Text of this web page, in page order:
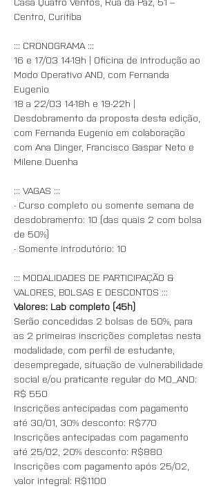
Centro, Curitiba
::: CRONOGRAMA :::
16 e 17/03 14-19h | Oficina de Introdução ao
Modo Operativo AND, com Fernanda
Eugenio
18 a 22/03 14-18h e 19-22h |
Desdobramento da proposta desta edição,
com Fernanda Eugenio em colaboração
com Ana Dinger, Francisco Gaspar Neto e
Milene Duenha
::: VAGAS :::
- Curso completo ou somente semana de
desdobramento: 10 (das quais 2 com bolsa
de 50%)
- Somente introdutório: 10
::: MODALIDADES DE PARTICIPAÇÃO &
VALORES, BOLSAS E DESCONTOS :::
Valores: Lab completo (45h)
Serão concedidas 2 bolsas de 50%, para
as 2 primeiras inscrições completas nesta
modalidade, com perfil de estudante,
desempregade, situação de vulnerabilidade
social e/ou praticante regular do MO_AND:
R$ 550
Inscrições antecipadas com pagamento
até 30/01, 30% desconto: R$770
Inscrições antecipadas com pagamento
até 25/02, 20% desconto: R$880
Inscrições com pagamento após 25/02,
valor integral: R$1100